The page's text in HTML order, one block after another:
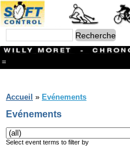
=
Branches
CONTACT
Ski ALPIN
Triathlon
Accueil » Evénements
Evénements
Select event terms to filter by